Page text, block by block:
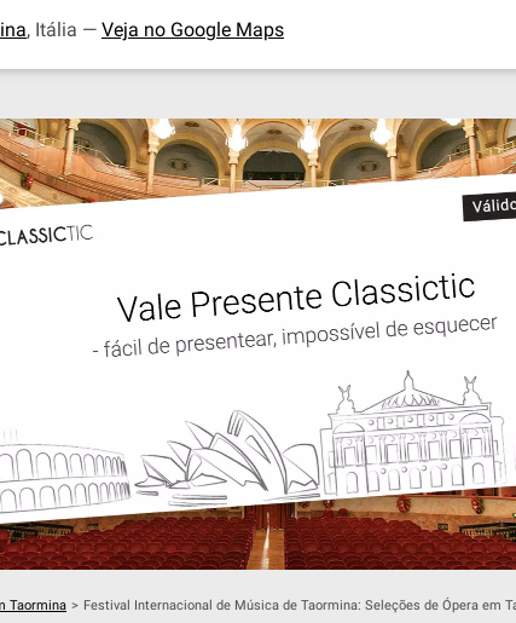
, Itália — Veja no Google Maps
Taormina > Festival Internacional de Música de Taormina: Seleções de Ópera em